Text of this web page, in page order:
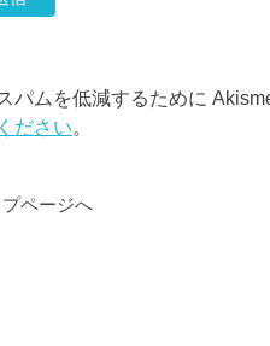
パムを低減するために
ださい。
プページへ